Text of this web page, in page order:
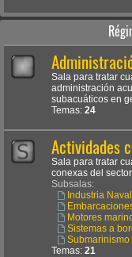
Sala para tratar
administración
subacuáticos en
Temas: 24
Actividades
Sala para tratar
conexas del
Subsalas:
Industria Naval
Motores
Sistemas a
Submarinismo
Temas: 21